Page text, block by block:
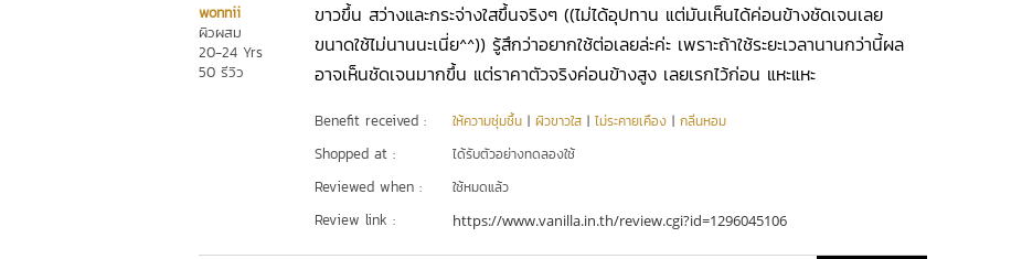
wonnii
ผิวผสม
20-24 Yrs
50 รีวิว
ขาวขึ้น สว่างและกระจ่างใสขึ้นจริงๆ ((ไม่ได้อุปทาน แต่มันเห็นได้ค่อนข้างชัดเจนเลย
ขนาดใช้ไม่นานนะเนี่ย^^)) รู้สึกว่าอยากใช้ต่อเลยล่ะค่ะ เพราะถ้าใช้ระยะเวลานานกว่านี้ผล
อาจเห็นชัดเจนมากขึ้น แต่ราคาตัวจริงค่อนข้างสูง เลยเรกไว้ก่อน แหะแหะ
Benefit received : ให้ความชุ่มชื้น | ผิวขาวใส | ไม่ระคายเคือง | กลิ่นหอม
Shopped at : ได้รับตัวอย่างทดลองใช้
Reviewed when : ใช้หมดแล้ว
Review link : https://www.vanilla.in.th/review.cgi?id=1296045106